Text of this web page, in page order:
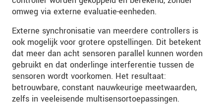
omweg via externe evaluatie-eenheden.
Externe synchronisatie van meerdere controllers is
ook mogelijk voor grotere opstellingen. Dit betekent
dat meer dan acht sensoren parallel kunnen worden
gebruikt en dat onderlinge interferentie tussen de
sensoren wordt voorkomen. Het resultaat:
betrouwbare, constant nauwkeurige meetwaarden,
zelfs in veeleisende multisensortoepassingen.